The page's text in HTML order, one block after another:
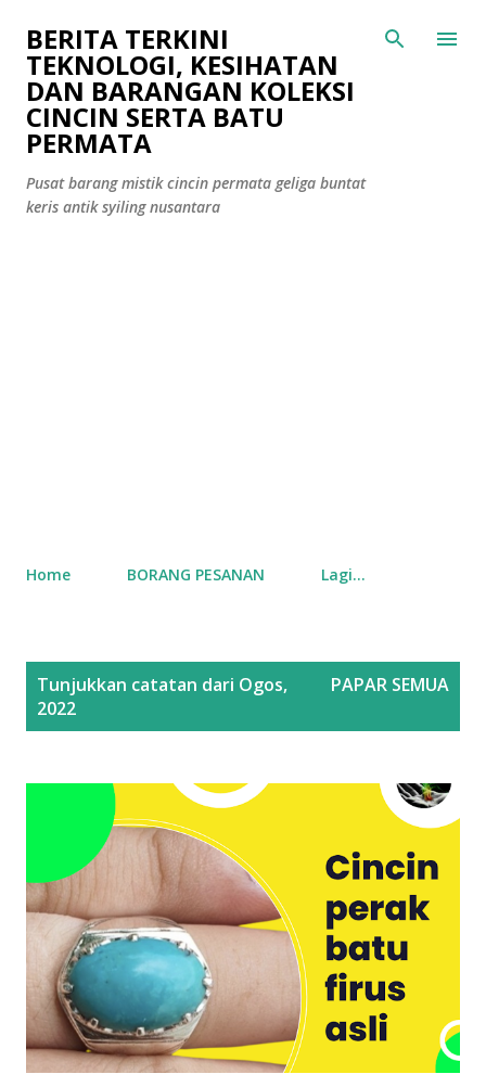
Langkau ke kandungan utama
BERITA TERKINI
TEKNOLOGI, KESIHATAN
DAN BARANGAN KOLEKSI
CINCIN SERTA BATU
PERMATA
Pusat barang mistik cincin permata geliga buntat
keris antik syiling nusantara
Home BORANG PESANAN Lagi…
Tunjukkan catatan dari Ogos,
2022
PAPAR SEMUA